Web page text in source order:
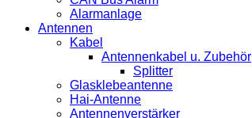
Alarmanlage
Antennen
Kabel
Antennenkabel u. Zubehör
Splitter
Glasklebeantenne
Hai-Antenne
Antennenverstärker